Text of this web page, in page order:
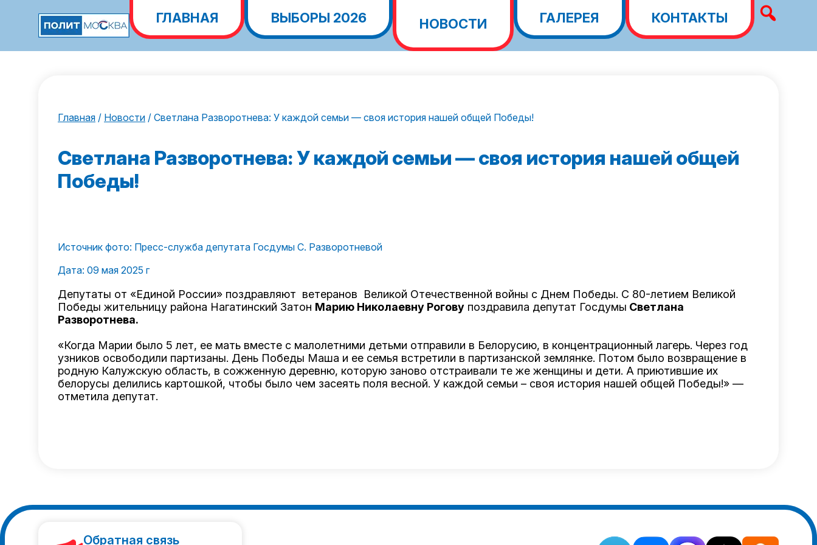
ГЛАВНАЯ ВЫБОРЫ 2026 НОВОСТИ ГАЛЕРЕЯ КОНТАКТЫ
Главная / Новости / Светлана Разворотнева: У каждой семьи — своя история нашей общей Победы!
Светлана Разворотнева: У каждой семьи — своя история нашей общей
Победы!
Источник фото: Пресс-служба депутата Госдумы С. Разворотневой
Дата: 09 мая 2025 г
Депутаты от «Единой России» поздравляют ветеранов Великой Отечественной войны с Днем Победы. С 80-летием Великой
Победы жительницу района Нагатинский Затон Марию Николаевну Рогову поздравила депутат Госдумы Светлана
Разворотнева.
«Когда Марии было 5 лет, ее мать вместе с малолетними детьми отправили в Белорусию, в концентрационный лагерь. Через год
узников освободили партизаны. День Победы Маша и ее семья встретили в партизанской землянке. Потом было возвращение в
родную Калужскую область, в сожженную деревню, которую заново отстраивали те же женщины и дети. А приютившие их
белорусы делились картошкой, чтобы было чем засеять поля весной. У каждой семьи – своя история нашей общей Победы!» —
отметила депутат.
Обратная связь